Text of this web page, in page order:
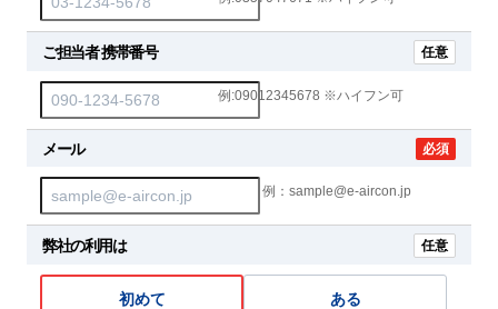
ご担当者 携帯番号 任意
例:09012345678 ※ハイフン可
メール 必須
例：sample@e-aircon.jp
弊社の利用は 任意
初めて ある